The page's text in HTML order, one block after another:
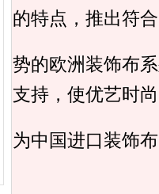
的特点，推出符
势的欧洲装饰布
支持，使优艺时
为中国进口装饰